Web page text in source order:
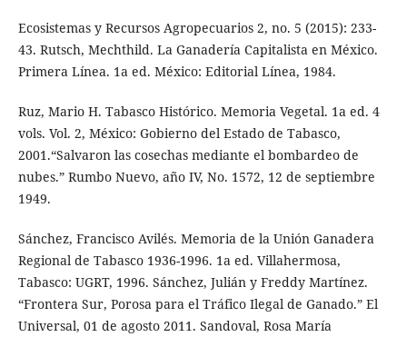
Ecosistemas y Recursos Agropecuarios 2, no. 5 (2015): 233-
43. Rutsch, Mechthild. La Ganadería Capitalista en México.
Primera Línea. 1a ed. México: Editorial Línea, 1984.
Ruz, Mario H. Tabasco Histórico. Memoria Vegetal. 1a ed. 4
vols. Vol. 2, México: Gobierno del Estado de Tabasco,
2001.“Salvaron las cosechas mediante el bombardeo de
nubes.” Rumbo Nuevo, año IV, No. 1572, 12 de septiembre
1949.
Sánchez, Francisco Avilés. Memoria de la Unión Ganadera
Regional de Tabasco 1936-1996. 1a ed. Villahermosa,
Tabasco: UGRT, 1996. Sánchez, Julián y Freddy Martínez.
“Frontera Sur, Porosa para el Tráfico Ilegal de Ganado.” El
Universal, 01 de agosto 2011. Sandoval, Rosa María